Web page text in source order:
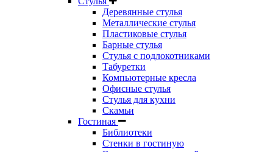
Деревянные стулья
Металлические стулья
Пластиковые стулья
Барные стулья
Стулья с подлокотниками
Табуретки
Компьютерные кресла
Офисные стулья
Стулья для кухни
Скамьи
Гостиная
Библиотеки
Стенки в гостиную